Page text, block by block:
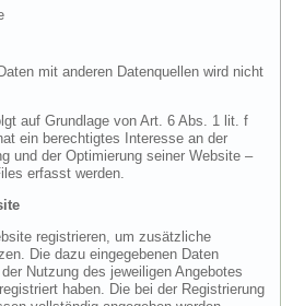
mit anderen Datenquellen wird nicht
auf Grundlage von Art. 6 Abs. 1 lit. f
ein berechtigtes Interesse an der
und der Optimierung seiner Website –
erfasst werden.
registrieren, um zusätzliche
Die dazu eingegebenen Daten
Nutzung des jeweiligen Angebotes
haben. Die bei der Registrierung